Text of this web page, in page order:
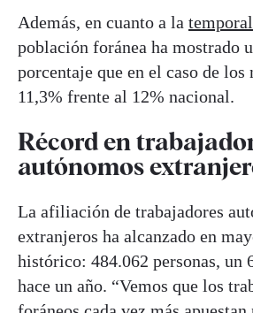
Además, en cuanto a la
población foránea ha mostrado
porcentaje que en el caso de los
11,3% frente al 12% nacional.
Récord en
autónomos
La afiliación de trabajadores
extranjeros ha alcanzado en
histórico: 484.062 personas, un
hace un año. “Vemos que los